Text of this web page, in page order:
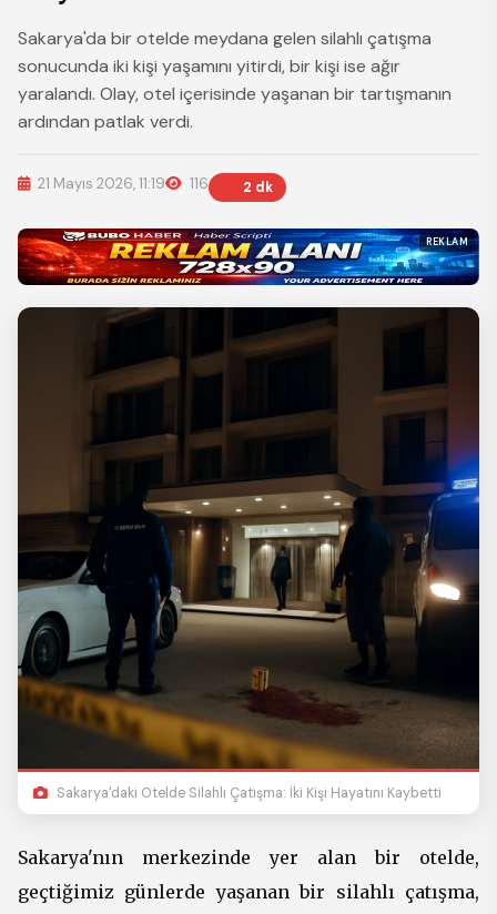
Sakarya'da bir otelde meydana gelen silahlı çatışma
sonucunda iki kişi yaşamını yitirdi, bir kişi ise ağır
yaralandı. Olay, otel içerisinde yaşanan bir tartışmanın
ardından patlak verdi.
21 Mayıs 2026, 11:19 116 2 dk
REKLAM
Sakarya'daki Otelde Silahlı Çatışma: İki Kişi Hayatını Kaybetti
Sakarya'nın merkezinde yer alan bir otelde,
geçtiğimiz günlerde yaşanan bir silahlı çatışma,